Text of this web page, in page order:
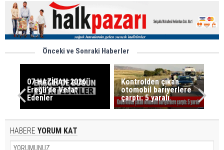
Önceki ve Sonraki Haberler
07 HAZİRAN 2026
Ereğli’de Vefat
Edenler
Kontrolden çıkan
otomobil bariyerlere
çarptı: 5 yaralı
HABERE YORUM KAT